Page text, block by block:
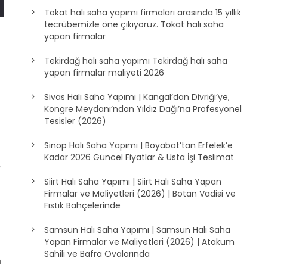
Tokat halı saha yapımı firmaları arasında 15 yıllık
tecrübemizle öne çıkıyoruz. Tokat halı saha
yapan firmalar
Tekirdağ halı saha yapımı Tekirdağ halı saha
yapan firmalar maliyeti 2026
Sivas Halı Saha Yapımı | Kangal’dan Divriği’ye,
Kongre Meydanı’ndan Yıldız Dağı’na Profesyonel
Tesisler (2026)
Sinop Halı Saha Yapımı | Boyabat’tan Erfelek’e
Kadar 2026 Güncel Fiyatlar & Usta İşi Teslimat
Siirt Halı Saha Yapımı | Siirt Halı Saha Yapan
Firmalar ve Maliyetleri (2026) | Botan Vadisi ve
Fıstık Bahçelerinde
Samsun Halı Saha Yapımı | Samsun Halı Saha
Yapan Firmalar ve Maliyetleri (2026) | Atakum
Sahili ve Bafra Ovalarında